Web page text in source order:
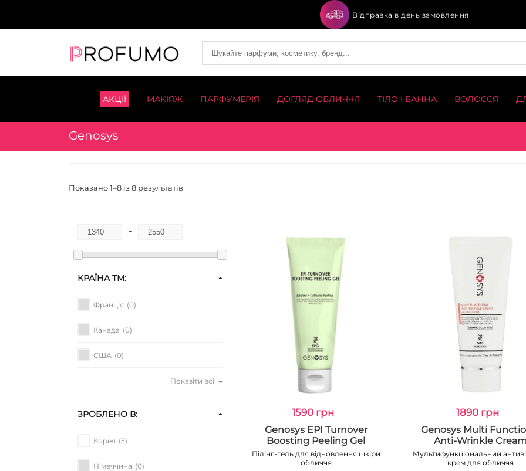
Відправка в день замовлення
АКЦІЇ МАКІЯЖ ПАРФУМЕРІЯ ДОГЛЯД ОБЛИЧЧЯ ТІЛО І ВАННА ВОЛОССЯ
Genosys
Показано 1–8 із 8 результатів
-
КРАЇНА ТМ:
Франція (0)
Канада (0)
США (0)
Показіти всі
ЗРОБЛЕНО В:
Корея (5)
Німеччина (0)
1590 грн
Genosys EPI Turnover
Boosting Peeling Gel
Пілінг-гель для відновлення шкіри
обличчя
1890 грн
Genosys Multi
Anti-Wrinkle
Мультифункціональний
крем для обличчя